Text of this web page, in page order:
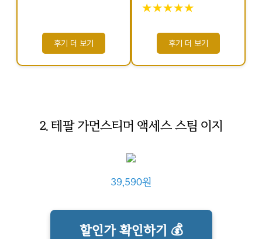
후기 더 보기
★★★★★
후기 더 보기
2. 테팔 가먼스티머 액세스 스팀 이지
39,590원
할인가 확인하기 💰